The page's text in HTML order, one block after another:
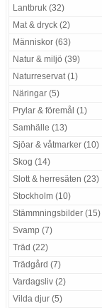
Lantbruk (32)
Mat & dryck (2)
Människor (63)
Natur & miljö (39)
Naturreservat (1)
Näringar (5)
Prylar & föremål (1)
Samhälle (13)
Sjöar & våtmarker (10)
Skog (14)
Slott & herresäten (23)
Stockholm (10)
Stämmningsbilder (15)
Svamp (7)
Träd (22)
Trädgård (7)
Vardagsliv (2)
Vilda djur (5)